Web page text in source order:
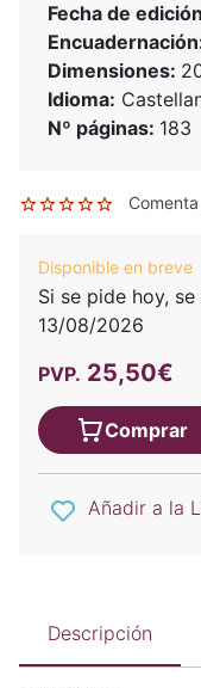
Fecha de
Dimensiones:
Idioma:
Nº páginas: 183
Disponible en breve
Si se pide hoy,
13/08/2026
PVP. 25,50€
Comprar
Añadir a la
Descripción